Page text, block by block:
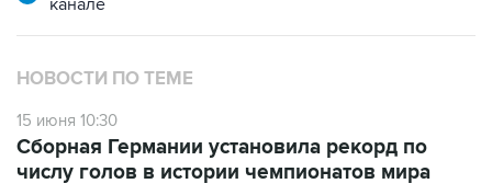
канале
НОВОСТИ ПО ТЕМЕ
15 июня 10:30
Сборная Германии установила рекорд по
числу голов в истории чемпионатов мира